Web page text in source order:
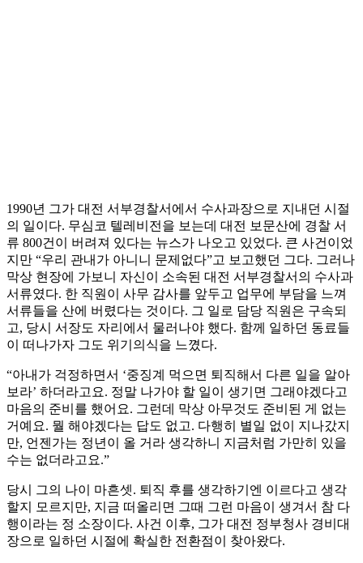
1990년 그가 대전 서부경찰서에서 수사과장으로 지내던 시절
의 일이다. 무심코 텔레비전을 보는데 대전 보문산에 경찰 서
류 800건이 버려져 있다는 뉴스가 나오고 있었다. 큰 사건이었
지만 “우리 관내가 아니니 문제없다”고 보고했던 그다. 그러나
막상 현장에 가보니 자신이 소속된 대전 서부경찰서의 수사과
서류였다. 한 직원이 사무 감사를 앞두고 업무에 부담을 느껴
서류들을 산에 버렸다는 것이다. 그 일로 담당 직원은 구속되
고, 당시 서장도 자리에서 물러나야 했다. 함께 일하던 동료들
이 떠나가자 그도 위기의식을 느꼈다.
“아내가 걱정하면서 ‘중징계 먹으면 퇴직해서 다른 일을 알아
보라’ 하더라고요. 정말 나가야 할 일이 생기면 그래야겠다고
마음의 준비를 했어요. 그런데 막상 아무것도 준비된 게 없는
거예요. 뭘 해야겠다는 답도 없고. 다행히 별일 없이 지나갔지
만, 언젠가는 정년이 올 거라 생각하니 지금처럼 가만히 있을
수는 없더라고요.”
당시 그의 나이 마흔셋. 퇴직 후를 생각하기엔 이르다고 생각
할지 모르지만, 지금 떠올리면 그때 그런 마음이 생겨서 참 다
행이라는 정 소장이다. 사건 이후, 그가 대전 정부청사 경비대
장으로 일하던 시절에 확실한 전환점이 찾아왔다.